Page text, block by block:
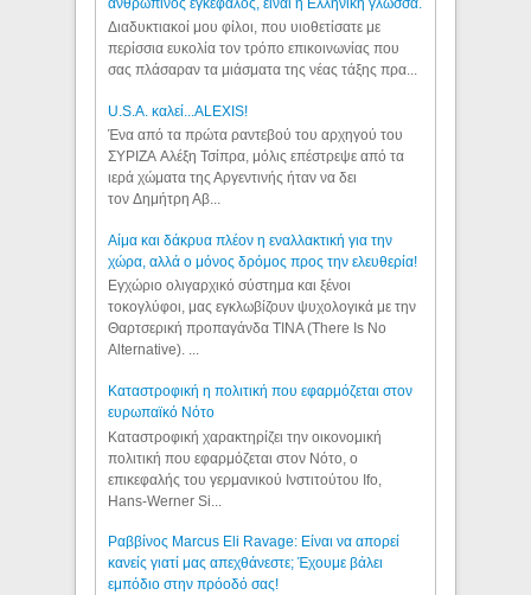
Διαδυκτιακοί μου φίλοι, που υιοθετίσατε με
περίσσια ευκολία τον τρόπο επικοινωνίας που
σας πλάσαραν τα μιάσματα της νέας τάξης πρα...
U.S.A. καλεί...ALEXIS!
Ένα από τα πρώτα ραντεβού του αρχηγού του
ΣΥΡΙΖΑ Αλέξη Τσίπρα, μόλις επέστρεψε από τα
ιερά χώματα της Αργεντινής ήταν να δει
τον Δημήτρη Αβ...
Αίμα και δάκρυα πλέον η εναλλακτική για την
χώρα, αλλά ο μόνος δρόμος προς την ελευθερία!
Εγχώριο ολιγαρχικό σύστημα και ξένοι
τοκογλύφοι, μας εγκλωβίζουν ψυχολογικά με την
Θαρτσερική προπαγάνδα TINA (There Is No
Alternative). ...
Καταστροφική η πολιτική που εφαρμόζεται στον
ευρωπαϊκό Νότο
Καταστροφική χαρακτηρίζει την οικονομική
πολιτική που εφαρμόζεται στον Νότο, ο
επικεφαλής του γερμανικού Ινστιτούτου Ifo,
Hans-Werner Si...
Ραββίνος Marcus Eli Ravage: Είναι να απορεί
κανείς γιατί μας απεχθάνεστε; Έχουμε βάλει
εμπόδιο στην πρόοδό σας!